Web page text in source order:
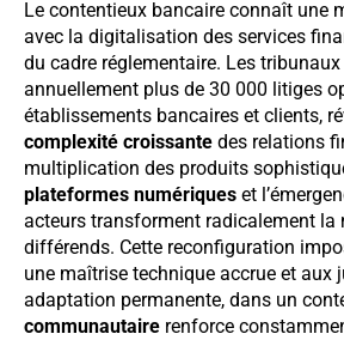
Le contentieux bancaire connaît une
avec la digitalisation des services
du cadre réglementaire. Les
annuellement plus de 30 000 litiges
établissements bancaires et clients,
complexité croissante des relations
multiplication des produits
plateformes numériques et
acteurs transforment radicalement la
différends. Cette reconfiguration
une maîtrise technique accrue et aux
adaptation permanente, dans un
communautaire renforce